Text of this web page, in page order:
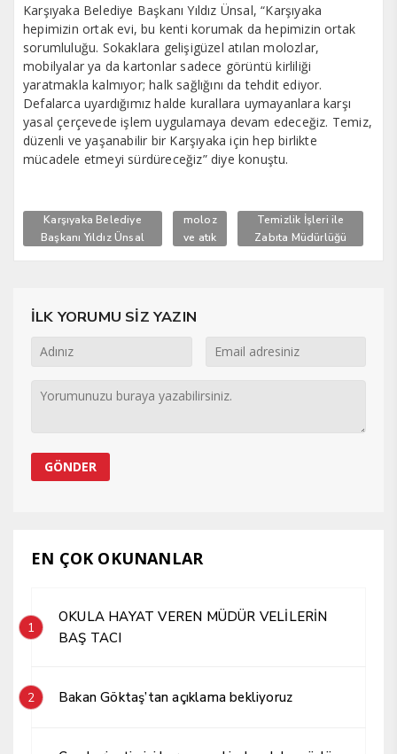
Karşıyaka Belediye Başkanı Yıldız Ünsal, “Karşıyaka
hepimizin ortak evi, bu kenti korumak da hepimizin ortak
sorumluluğu. Sokaklara gelişigüzel atılan molozlar,
mobilyalar ya da kartonlar sadece görüntü kirliliği
yaratmakla kalmıyor; halk sağlığını da tehdit ediyor.
Defalarca uyardığımız halde kurallara uymayanlara karşı
yasal çerçevede işlem uygulamaya devam edeceğiz. Temiz,
düzenli ve yaşanabilir bir Karşıyaka için hep birlikte
mücadele etmeyi sürdüreceğiz” diye konuştu.
Karşıyaka Belediye
Başkanı Yıldız Ünsal
moloz
ve atık
Temizlik İşleri ile
Zabıta Müdürlüğü
İLK YORUMU SİZ YAZIN
EN ÇOK OKUNANLAR
1
OKULA HAYAT VEREN MÜDÜR VELİLERİN
BAŞ TACI
2 Bakan Göktaş’tan açıklama bekliyoruz